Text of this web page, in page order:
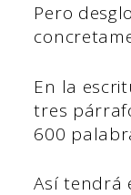
Pero
En la
tres
600
Así tendrá